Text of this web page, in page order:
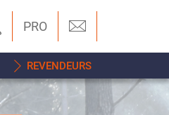
PRO
REVENDEURS